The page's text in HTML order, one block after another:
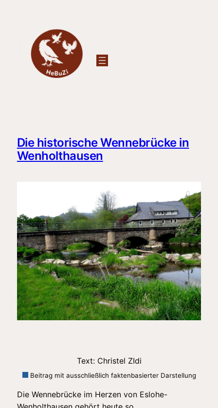
Die historische Wennebrücke in
Wenholthausen
Text: Christel ZIdi
Beitrag mit ausschließlich faktenbasierter Darstellung
Die Wennebrücke im Herzen von Eslohe-